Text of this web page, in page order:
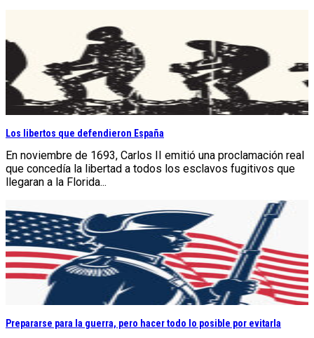
Los libertos que defendieron España
En noviembre de 1693, Carlos II emitió una proclamación real
que concedía la libertad a todos los esclavos fugitivos que
llegaran a la Florida...
Prepararse para la guerra, pero hacer todo lo posible por evitarla